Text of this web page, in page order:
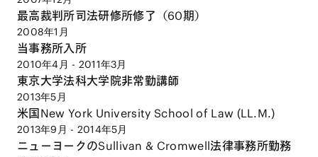
最高裁判所司法研修所修了（60期）
2008年1月
当事務所入所
2010年4月 - 2011年3月
東京大学法科大学院非常勤講師
2013年5月
米国New York University School of Law (LL.M.)
2013年9月 - 2014年5月
ニューヨークのSullivan & Cromwell法律事務所勤務